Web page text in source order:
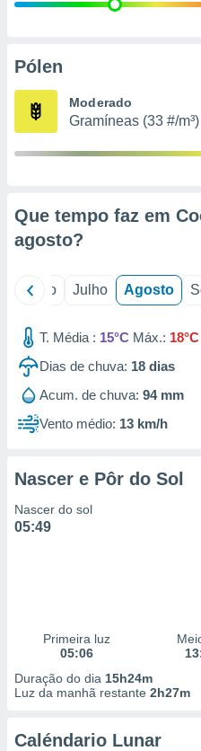
e
de
Pólen
Moderado
Gramíneas (33 #/m³)
Que tempo faz em
agosto?
Junho Julho Agosto
T. Média : 15°C Máx.: 18°C
Dias de chuva: 18 dias
Acum. de chuva: 94 mm
Vento médio: 13 km/h
Nascer e Pôr do Sol
Nascer do sol
05:49
Primeira luz
05:06
Duração do dia 15h24m
Luz da manhã restante 2h27m
Caléndario Lunar